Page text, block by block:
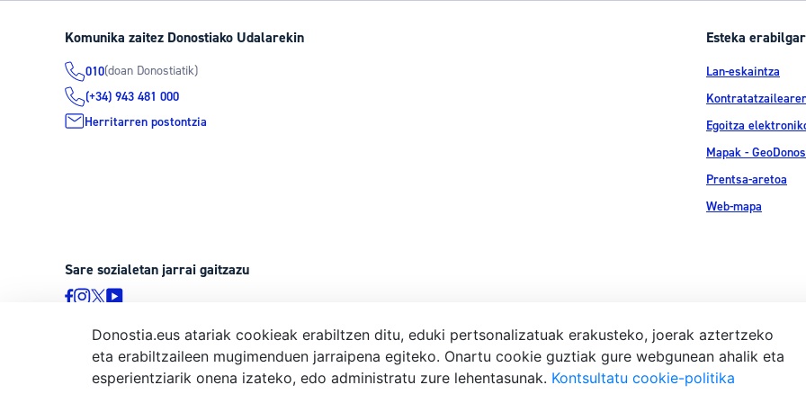
Komunika zaitez Donostiako Udalarekin
010(doan Donostiatik)
(+34) 943 481 000
Herritarren postontzia
Esteka
Lan-eskaintza
Egoitza
Mapak -
Prentsa-aretoa
Web-mapa
Sare sozialetan jarrai gaitzazu
© Donostiako Udala, Ijentea 1, 20003 Donostia Lege-
Donostia.eus atariak cookieak erabiltzen ditu, eduki pertsonalizatuak erakusteko, joerak aztertzeko
eta erabiltzaileen mugimenduen jarraipena egiteko. Onartu cookie guztiak gure webgunean ahalik eta
esperientziarik onena izateko, edo administratu zure lehentasunak. Kontsultatu cookie-politika